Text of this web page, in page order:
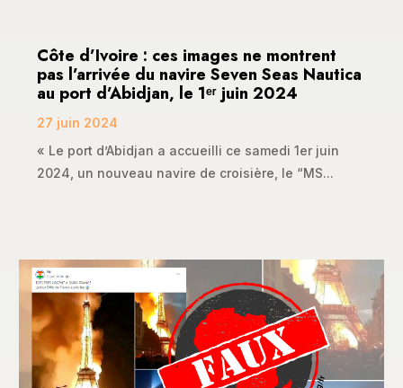
Côte d’Ivoire : ces images ne montrent
pas l’arrivée du navire Seven Seas Nautica
au port d’Abidjan, le 1ᵉʳ juin 2024
27 juin 2024
« Le port d’Abidjan a accueilli ce samedi 1er juin
2024, un nouveau navire de croisière, le “MS...